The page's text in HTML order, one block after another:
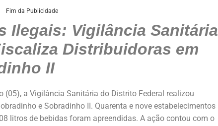
Fim da Publicidade
Ilegais: Vigilância Sanitária
Distribuidoras em
II
(05), a Vigilância Sanitária do Distrito Federal realizou
e Sobradinho II. Quarenta e nove estabelecimentos
litros de bebidas foram apreendidas. A ação contou com o